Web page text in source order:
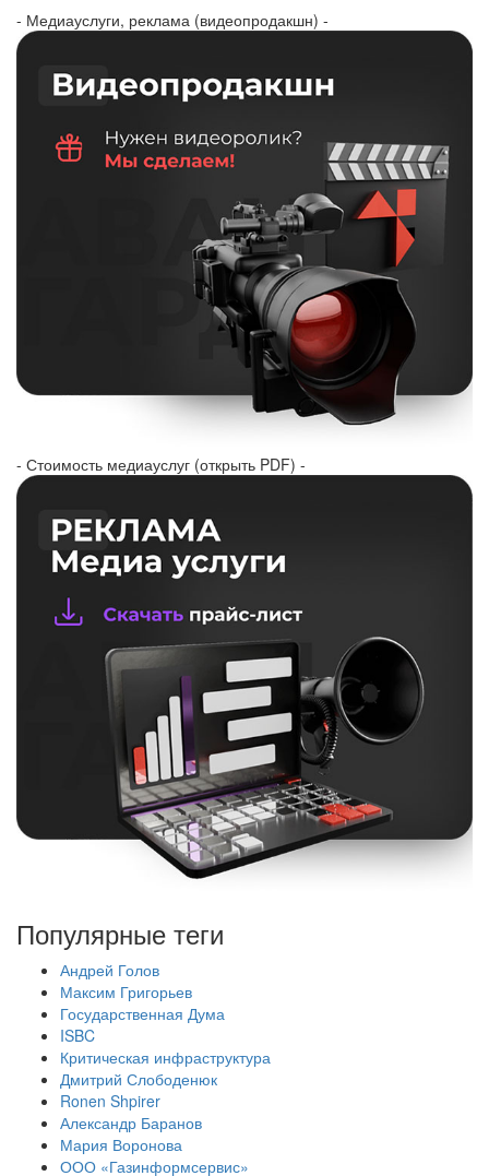
- Медиауслуги, реклама (видеопродакшн) -
- Стоимость медиауслуг (открыть PDF) -
Популярные теги
Андрей Голов
Максим Григорьев
Государственная Дума
ISBC
Критическая инфраструктура
Дмитрий Слободенюк
Ronen Shpirer
Александр Баранов
Мария Воронова
ООО «Газинформсервис»